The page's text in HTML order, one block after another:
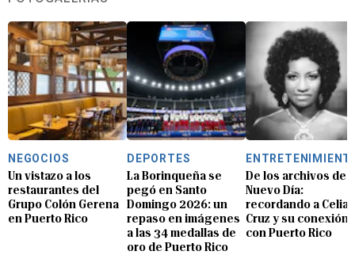
NEGOCIOS
Un vistazo a los
restaurantes del
Grupo Colón Gerena
en Puerto Rico
DEPORTES
La Borinqueña se
pegó en Santo
Domingo 2026: un
repaso en imágenes
a las 34 medallas de
oro de Puerto Rico
De los archivos de
Nuevo Día:
recordando a Celia
Cruz y su conexión
con Puerto Rico